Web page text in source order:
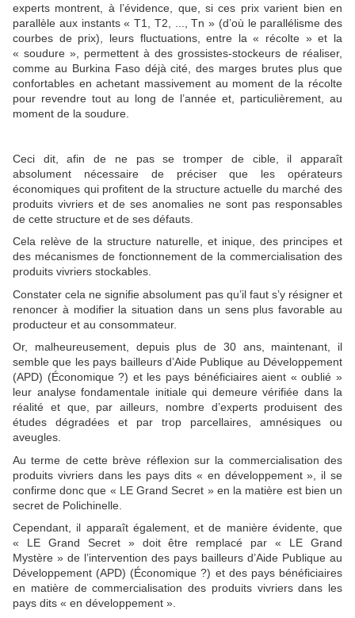
experts montrent, à l’évidence, que, si ces prix varient bien en
parallèle aux instants « T1, T2, ..., Tn » (d’où le parallélisme des
courbes de prix), leurs fluctuations, entre la « récolte » et la
« soudure », permettent à des grossistes-stockeurs de réaliser,
comme au Burkina Faso déjà cité, des marges brutes plus que
confortables en achetant massivement au moment de la récolte
pour revendre tout au long de l’année et, particulièrement, au
moment de la soudure.
Ceci dit, afin de ne pas se tromper de cible, il apparaît
absolument nécessaire de préciser que les opérateurs
économiques qui profitent de la structure actuelle du marché des
produits vivriers et de ses anomalies ne sont pas responsables
de cette structure et de ses défauts.
Cela relève de la structure naturelle, et inique, des principes et
des mécanismes de fonctionnement de la commercialisation des
produits vivriers stockables.
Constater cela ne signifie absolument pas qu’il faut s’y résigner et
renoncer à modifier la situation dans un sens plus favorable au
producteur et au consommateur.
Or, malheureusement, depuis plus de 30 ans, maintenant, il
semble que les pays bailleurs d’Aide Publique au Développement
(APD) (Économique ?) et les pays bénéficiaires aient « oublié »
leur analyse fondamentale initiale qui demeure vérifiée dans la
réalité et que, par ailleurs, nombre d’experts produisent des
études dégradées et par trop parcellaires, amnésiques ou
aveugles.
Au terme de cette brève réflexion sur la commercialisation des
produits vivriers dans les pays dits « en développement », il se
confirme donc que « LE Grand Secret » en la matière est bien un
secret de Polichinelle.
Cependant, il apparaît également, et de manière évidente, que
« LE Grand Secret » doit être remplacé par « LE Grand
Mystère » de l’intervention des pays bailleurs d’Aide Publique au
Développement (APD) (Économique ?) et des pays bénéficiaires
en matière de commercialisation des produits vivriers dans les
pays dits « en développement ».